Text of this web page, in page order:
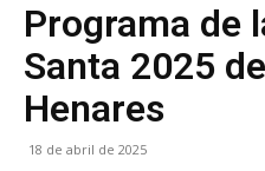
Programa de
Santa 2025
Henares
18 de abril de 2025